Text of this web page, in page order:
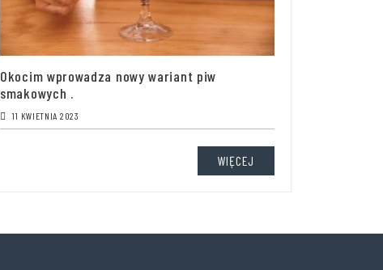
Okocim wprowadza nowy wariant piw
smakowych .
11 KWIETNIA 2023
WIĘCEJ